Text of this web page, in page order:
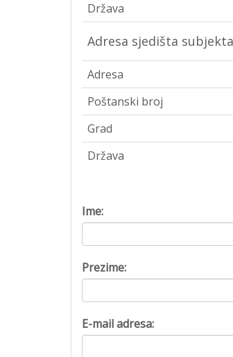
Država
Adresa sjedišta subjekta
Adresa
Poštanski broj
Grad
Država
Ime:
Prezime:
E-mail adresa: